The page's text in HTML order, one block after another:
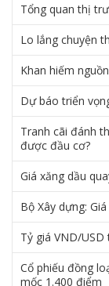
Tổng quan thị
Lo lắng chuyện
Khan hiếm
Dự báo triển
Tranh cãi đánh
được đầu cơ?
Giá xăng dầu
Bộ Xây dựng:
Tỷ giá VND/
Cổ phiếu đồng
mốc 1.400 điểm